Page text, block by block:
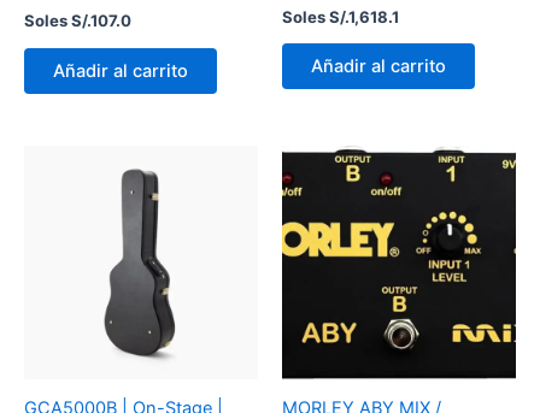
Soles S/.107.0
Añadir al carrito
Soles S/.1,618.1
Añadir al carrito
GCA5000B | On-Stage | MORLEY ABY MIX /